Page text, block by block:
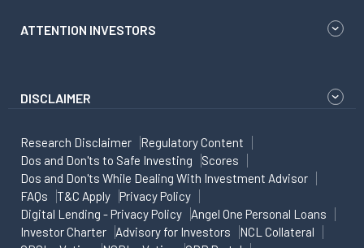
ATTENTION INVESTORS
DISCLAIMER
Research Disclaimer
Regulatory Content
Dos and Don'ts to Safe Investing
Scores
Dos and Don'ts While Dealing With Investment Advisor
FAQs
T&C Apply
Privacy Policy
Digital Lending - Privacy Policy
Angel One Personal Loans
Investor Charter
Advisory for Investors
NCL Collateral